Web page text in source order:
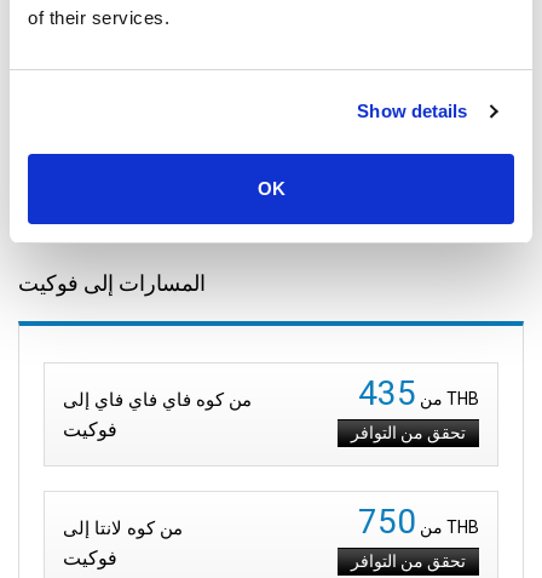
of their services.
Show details
OK
المسارات إلى فوكيت
من كوه فاي فاي فاي إلى
فوكيت
من 435
THB
تحقق من التوافر
من كوه لانتا إلى
فوكيت
من 750
THB
تحقق من التوافر